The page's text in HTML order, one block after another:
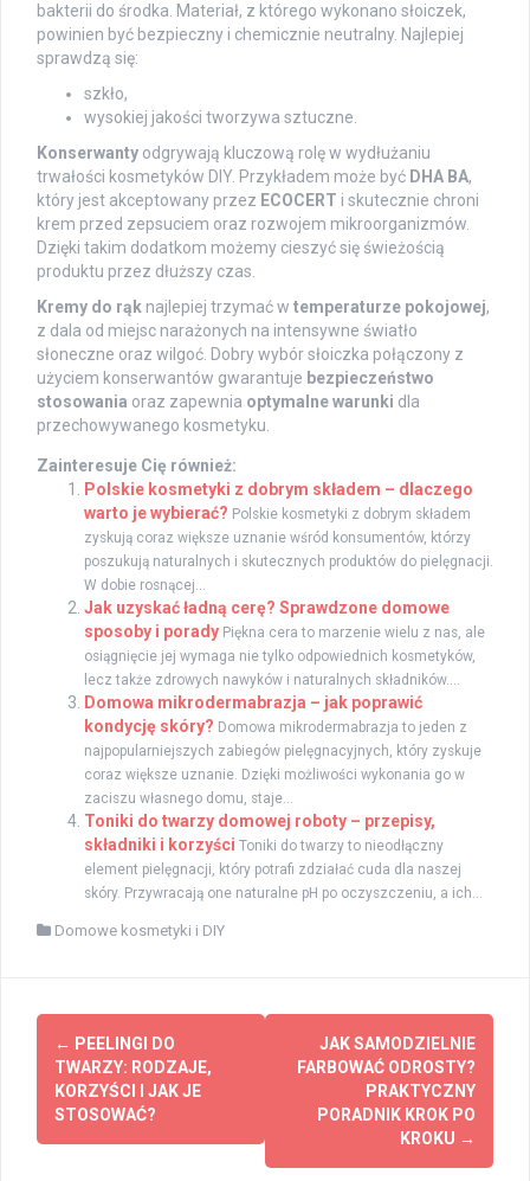
bakterii do środka. Materiał, z którego wykonano słoiczek,
powinien być bezpieczny i chemicznie neutralny. Najlepiej
sprawdzą się:
szkło,
wysokiej jakości tworzywa sztuczne.
Konserwanty odgrywają kluczową rolę w wydłużaniu
trwałości kosmetyków DIY. Przykładem może być DHA BA,
który jest akceptowany przez ECOCERT i skutecznie chroni
krem przed zepsuciem oraz rozwojem mikroorganizmów.
Dzięki takim dodatkom możemy cieszyć się świeżością
produktu przez dłuższy czas.
Kremy do rąk najlepiej trzymać w temperaturze pokojowej,
z dala od miejsc narażonych na intensywne światło
słoneczne oraz wilgoć. Dobry wybór słoiczka połączony z
użyciem konserwantów gwarantuje bezpieczeństwo
stosowania oraz zapewnia optymalne warunki dla
przechowywanego kosmetyku.
Zainteresuje Cię również:
Polskie kosmetyki z dobrym składem – dlaczego
warto je wybierać? Polskie kosmetyki z dobrym składem
zyskują coraz większe uznanie wśród konsumentów, którzy
poszukują naturalnych i skutecznych produktów do pielęgnacji.
W dobie rosnącej...
Jak uzyskać ładną cerę? Sprawdzone domowe
sposoby i porady Piękna cera to marzenie wielu z nas, ale
osiągnięcie jej wymaga nie tylko odpowiednich kosmetyków,
lecz także zdrowych nawyków i naturalnych składników....
Domowa mikrodermabrazja – jak poprawić
kondycję skóry? Domowa mikrodermabrazja to jeden z
najpopularniejszych zabiegów pielęgnacyjnych, który zyskuje
coraz większe uznanie. Dzięki możliwości wykonania go w
zaciszu własnego domu, staje...
Toniki do twarzy domowej roboty – przepisy,
składniki i korzyści Toniki do twarzy to nieodłączny
element pielęgnacji, który potrafi zdziałać cuda dla naszej
skóry. Przywracają one naturalne pH po oczyszczeniu, a ich...
Domowe kosmetyki i DIY
Zobacz
wpisy
← PEELINGI DO
TWARZY: RODZAJE,
KORZYŚCI I JAK JE
STOSOWAĆ?
JAK SAMODZIELNIE
FARBOWAĆ ODROSTY?
PRAKTYCZNY
PORADNIK KROK PO
KROKU →